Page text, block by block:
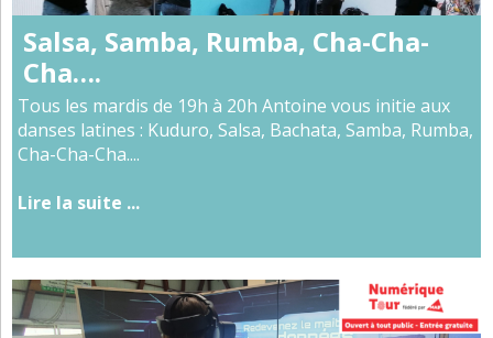
Salsa, Samba, Rumba, Cha-Cha-
Cha….
Tous les mardis de 19h à 20h Antoine vous initie aux
danses latines : Kuduro, Salsa, Bachata, Samba, Rumba,
Cha-Cha-Cha....
Lire la suite ...